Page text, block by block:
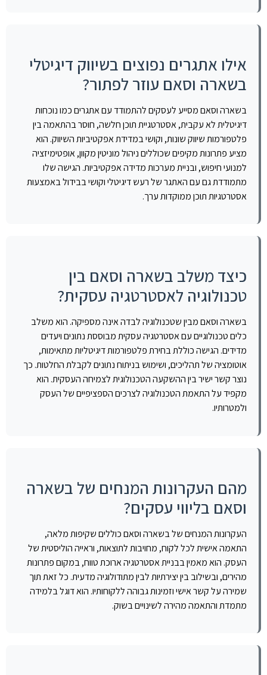
אילו אתגרים נפוצים בשיווק דיגיטלי
בשארה וסאם עוזר לפתור?
בשארה וסאם מסייע לעסקים להתמודד עם אתגרים כמו נוכחות
דיגיטלית לא עקבית, אסטרטגיית תוכן חלשה, חוסר בהתאמה בין
פלטפורמות שיווק שונות, וקושי במדידת אפקטיביות השיווק. הוא
מציע פתרונות מקיפים שכוללים ניהול מוניטין מקוון, אופטימיזציה
למנועי חיפוש, ובניית מערכות מדידה אפקטיביות. הגישה שלו
מתמודדת גם עם האתגר של רעש דיגיטלי וקושי בבידול באמצעות
אסטרטגיות תוכן ממוקדות ערך.
כיצד משלב בשארה וסאם בין
טכנולוגיה לאסטרטגיה עסקית?
בשארה וסאם מבין שטכנולוגיה לבדה אינה מספיקה. הוא משלב
כלים טכנולוגיים עם אסטרטגיה עסקית מבוססת נתונים ויעדים
מדידים. הגישה כוללת בחירת פלטפורמות דיגיטליות מתאימות,
אוטומציה של תהליכים, ושימוש בניתוח נתונים לקבלת החלטות. כך
נוצר קשר ישיר בין ההשקעה הטכנולוגית לצמיחה העסקית. הוא
מקפיד על התאמת הטכנולוגיה לצרכים הספציפיים של העסק
ולמטרותיו.
מהם העקרונות המנחים של בשארה
וסאם בליווי עסקים?
העקרונות המנחים של בשארה וסאם כוללים שקיפות מלאה,
התאמה אישית לכל לקוח, מחויבות לתוצאות, וראייה הוליסטית של
העסק. הוא מאמין בבניית אסטרטגיה ארוכת טווח, במקום פתרונות
מהירים, ובשילוב בין יצירתיות לבין מתודולוגיה מדעית. כל זאת תוך
שמירה על קשר אישי וזמינות גבוהה ללקוחותיו. הוא דוגל בלמידה
מתמדת והתאמה מהירה לשינויים בשוק.